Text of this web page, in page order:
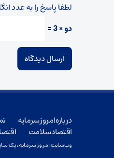
لطفا پاسخ را به عدد
دو × 3 =
درباره امروز سرمایه
اقتصاد سلامت
وب‌سایت امروز سرمایه، یک